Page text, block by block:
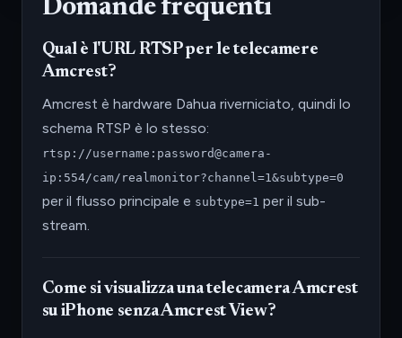
Domande frequenti
Qual è l'URL RTSP per le telecamere
Amcrest?
Amcrest è hardware Dahua riverniciato, quindi lo
schema RTSP è lo stesso:
rtsp://username:password@camera-
ip:554/cam/realmonitor?channel=1&subtype=0
per il flusso principale e subtype=1 per il sub-
stream.
Come si visualizza una telecamera Amcrest
su iPhone senza Amcrest View?